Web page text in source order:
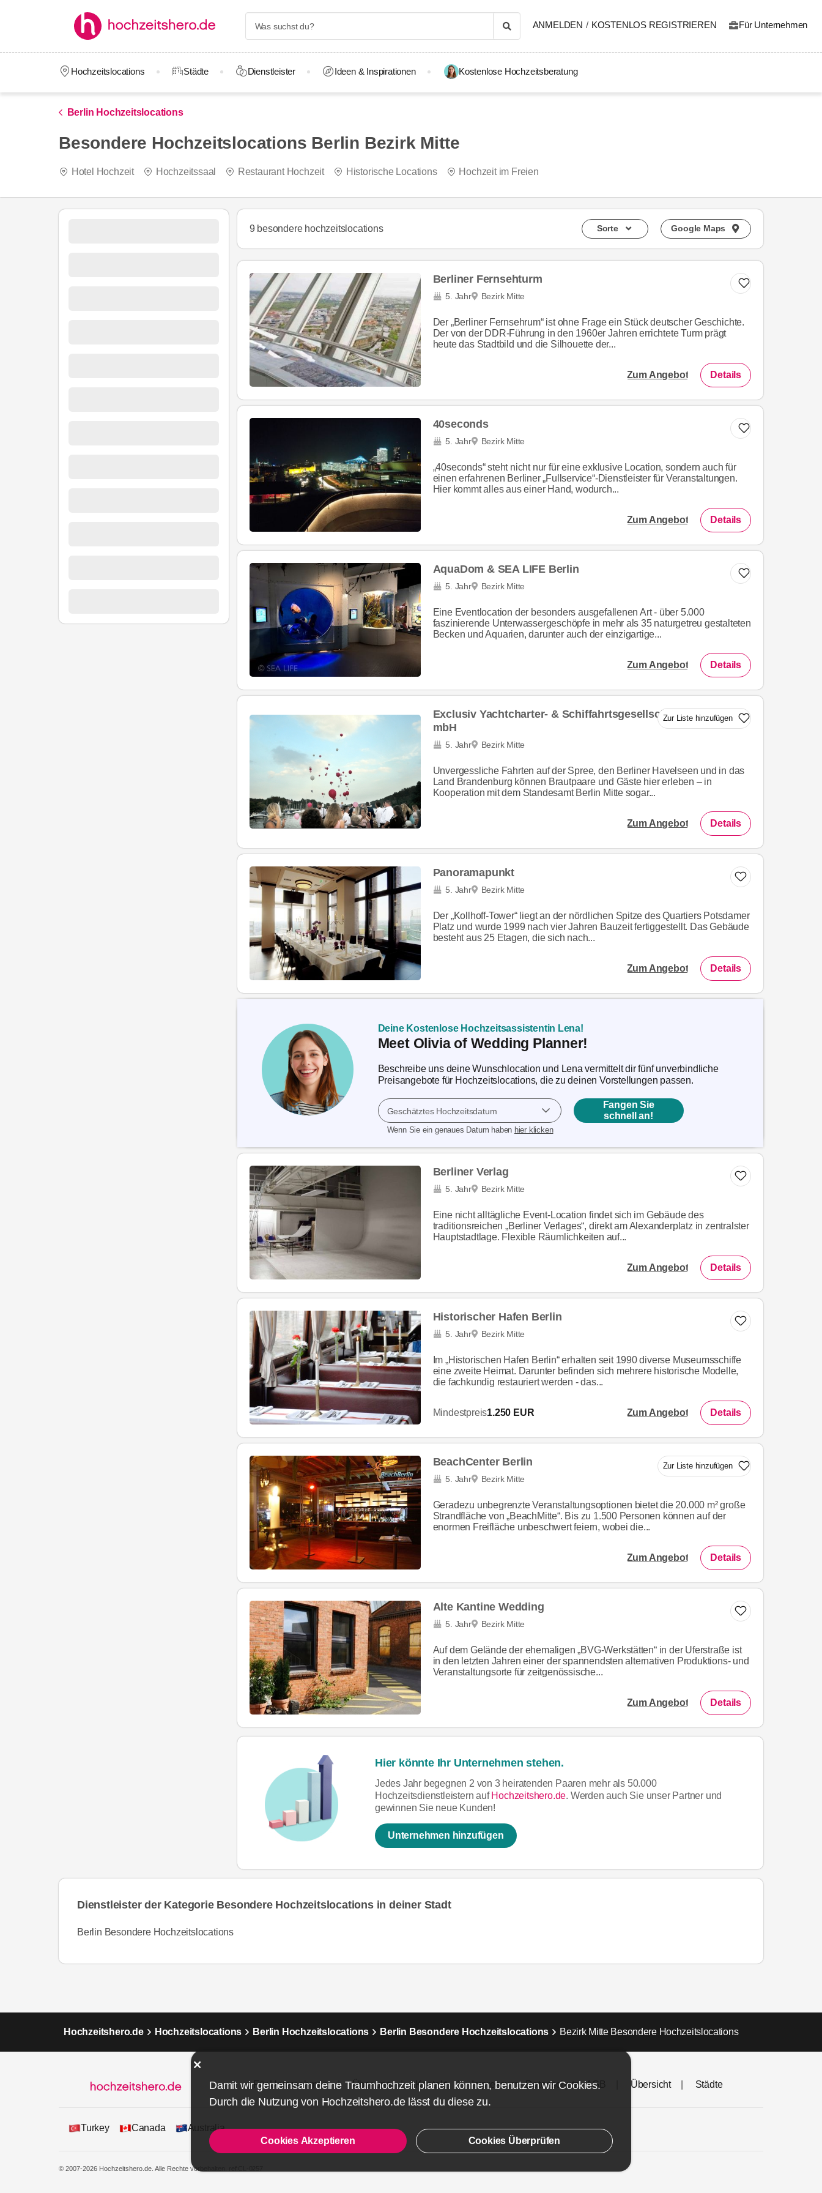
ANMELDEN / KOSTENLOS REGISTRIEREN Für Unternehmen
Hochzeitslocations Städte Dienstleister Ideen & Inspirationen Kostenlose Hochzeitsberatung
Berlin Hochzeitslocations
Besondere Hochzeitslocations Berlin Bezirk Mitte
Hotel Hochzeit Hochzeitssaal Restaurant Hochzeit Historische Locations Hochzeit im Freien
9 besondere hochzeitslocations Sorte Google Maps
Berliner Fernsehturm
5. Jahr Bezirk Mitte
Der „Berliner Fernsehrum“ ist ohne Frage ein Stück deutscher Geschichte.
Der von der DDR-Führung in den 1960er Jahren errichtete Turm prägt
heute das Stadtbild und die Silhouette der...
Zum Angebot Details
40seconds
5. Jahr Bezirk Mitte
„40seconds“ steht nicht nur für eine exklusive Location, sondern auch für
einen erfahrenen Berliner „Fullservice“-Dienstleister für Veranstaltungen.
Hier kommt alles aus einer Hand, wodurch...
Zum Angebot Details
AquaDom & SEA LIFE Berlin
5. Jahr Bezirk Mitte
Eine Eventlocation der besonders ausgefallenen Art - über 5.000
faszinierende Unterwassergeschöpfe in mehr als 35 naturgetreu gestalteten
Becken und Aquarien, darunter auch der einzigartige...
Zum Angebot Details
Zur Liste hinzufügen
Exclusiv Yachtcharter- & Schiffahrtsgesellschaft
mbH
5. Jahr Bezirk Mitte
Unvergessliche Fahrten auf der Spree, den Berliner Havelseen und in das
Land Brandenburg können Brautpaare und Gäste hier erleben – in
Kooperation mit dem Standesamt Berlin Mitte sogar...
Zum Angebot Details
Panoramapunkt
5. Jahr Bezirk Mitte
Der „Kollhoff-Tower“ liegt an der nördlichen Spitze des Quartiers Potsdamer
Platz und wurde 1999 nach vier Jahren Bauzeit fertiggestellt. Das Gebäude
besteht aus 25 Etagen, die sich nach...
Zum Angebot Details
Deine Kostenlose Hochzeitsassistentin Lena!
Meet Olivia of Wedding Planner!
Beschreibe uns deine Wunschlocation und Lena vermittelt dir fünf unverbindliche
Preisangebote für Hochzeitslocations, die zu deinen Vorstellungen passen.
Geschätztes Hochzeitsdatum
Wenn Sie ein genaues Datum haben hier klicken
Fangen Sie
schnell an!
Berliner Verlag
5. Jahr Bezirk Mitte
Eine nicht alltägliche Event-Location findet sich im Gebäude des
traditionsreichen „Berliner Verlages“, direkt am Alexanderplatz in zentralster
Hauptstadtlage. Flexible Räumlichkeiten auf...
Zum Angebot Details
Historischer Hafen Berlin
5. Jahr Bezirk Mitte
Im „Historischen Hafen Berlin“ erhalten seit 1990 diverse Museumsschiffe
eine zweite Heimat. Darunter befinden sich mehrere historische Modelle,
die fachkundig restauriert werden - das...
Mindestpreis1.250 EUR Zum Angebot Details
Zur Liste hinzufügen
BeachCenter Berlin
5. Jahr Bezirk Mitte
Geradezu unbegrenzte Veranstaltungsoptionen bietet die 20.000 m² große
Strandfläche von „BeachMitte“. Bis zu 1.500 Personen können auf der
enormen Freifläche unbeschwert feiern, wobei die...
Zum Angebot Details
Alte Kantine Wedding
5. Jahr Bezirk Mitte
Auf dem Gelände der ehemaligen „BVG-Werkstätten“ in der Uferstraße ist
in den letzten Jahren einer der spannendsten alternativen Produktions- und
Veranstaltungsorte für zeitgenössische...
Zum Angebot Details
Hier könnte Ihr Unternehmen stehen.
Jedes Jahr begegnen 2 von 3 heiratenden Paaren mehr als 50.000
Hochzeitsdienstleistern auf Hochzeitshero.de. Werden auch Sie unser Partner und
gewinnen Sie neue Kunden!
Unternehmen hinzufügen
Dienstleister der Kategorie Besondere Hochzeitslocations in deiner Stadt
Berlin Besondere Hochzeitslocations
Hochzeitshero.de Hochzeitslocations Berlin Hochzeitslocations Berlin Besondere Hochzeitslocations Bezirk Mitte Besondere Hochzeitslocations
Für Unternehmen Über uns Kontakt Impressum - Datenschutz - AGB Übersicht Städte
Turkey Canada Australia
© 2007-2026 Hochzeitshero.de. Alle Rechte vorbehalten.
Damit wir gemeinsam deine Traumhochzeit planen können, benutzen wirCookies.
Durch die Nutzung von Hochzeitshero.de lässt du diese zu.
Cookies Akzeptieren Cookies Überprüfen